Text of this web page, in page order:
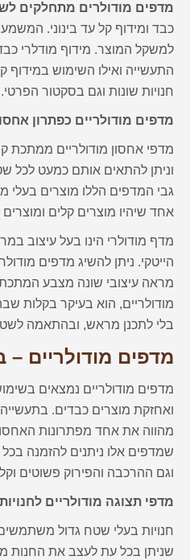
מדפים מודולרים מתחלקים
כבד ומידוף קל עד בינוני.
למשקל המוצר. מידוף מודלרי
התעשייה ואילו השימוש במידוף
חנויות שונות וגם בסקטור הפרטי.
מדפים מודולריים כפתרון
מדפי אחסון מודולריים ממתכת
וניתן להתאים אותם כמעט לכל
גבי המדפים הללו מוצרים
אחד שיהיו מוצרים קלים
מדף מודולרי הינו בעל עיצוב
הייטקי. ניתן להשיג מדפים
מראה עיצובי שונה מצבע
מודולריים, הוא בעיקר בקלות
בלי לתכנן מראש, ובהתאמה
מדפים מודולריים –
מדפים מודולריים נמצאים
ואחזקת מוצרים כבדים.
מהווה את אחד מפתרונות
שמדפים אלו ניתנים להזמנה בכל
וגם ההרכבה והפירוק פשוטים
מדפי תצוגה מודולריים לחנויות
חנויות בעלי שטח גדול
שניתן בכל עת לעצב את החנות